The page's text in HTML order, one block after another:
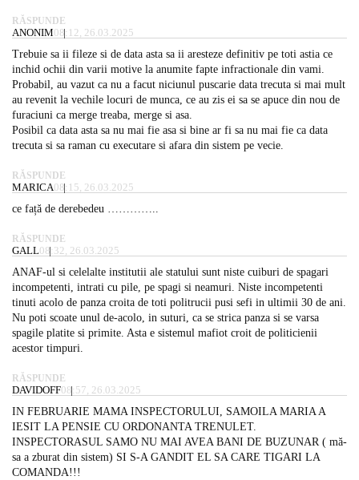
RĂSPUNDE
ANONIM08:12, 26.03.2025
Trebuie sa ii fileze si de data asta sa ii aresteze definitiv pe toti astia ce
inchid ochii din varii motive la anumite fapte infractionale din vami.
Probabil, au vazut ca nu a facut niciunul puscarie data trecuta si mai mult
au revenit la vechile locuri de munca, ce au zis ei sa se apuce din nou de
furaciuni ca merge treaba, merge si asa.
Posibil ca data asta sa nu mai fie asa si bine ar fi sa nu mai fie ca data
trecuta si sa raman cu executare si afara din sistem pe vecie.
RĂSPUNDE
MARICA08:15, 26.03.2025
ce față de derebedeu …………..
RĂSPUNDE
GALL08:32, 26.03.2025
ANAF-ul si celelalte institutii ale statului sunt niste cuiburi de spagari
incompetenti, intrati cu pile, pe spagi si neamuri. Niste incompetenti
tinuti acolo de panza croita de toti politrucii pusi sefi in ultimii 30 de ani.
Nu poti scoate unul de-acolo, in suturi, ca se strica panza si se varsa
spagile platite si primite. Asta e sistemul mafiot croit de politicienii
acestor timpuri.
RĂSPUNDE
DAVIDOFF08:57, 26.03.2025
IN FEBRUARIE MAMA INSPECTORULUI, SAMOILA MARIA A
IESIT LA PENSIE CU ORDONANTA TRENULET.
INSPECTORASUL SAMO NU MAI AVEA BANI DE BUZUNAR ( mă-
sa a zburat din sistem) SI S-A GANDIT EL SA CARE TIGARI LA
COMANDA!!!